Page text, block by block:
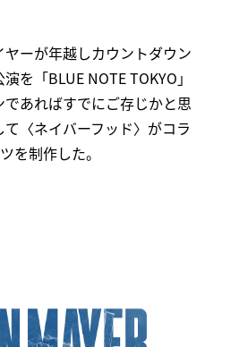
ーが年越しカウントダウン
を「BLUE NOTE TOKYO」
あればすでにご存じかと思
〈ネイバーフッド〉がコラ
を制作した。